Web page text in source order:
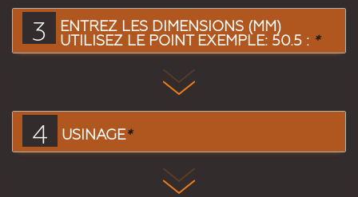
3
ENTREZ LES DIMENSIONS (MM)
UTILISEZ LE POINT EXEMPLE: 50.5 : *
4 USINAGE*